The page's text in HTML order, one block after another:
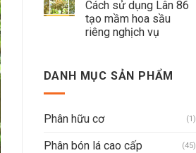
Cách sử dụng Lân 86
tạo mầm hoa sầu
riêng nghịch vụ
DANH MỤC SẢN PHẨM
Phân hữu cơ (1)
Phân bón lá cao cấp (45)